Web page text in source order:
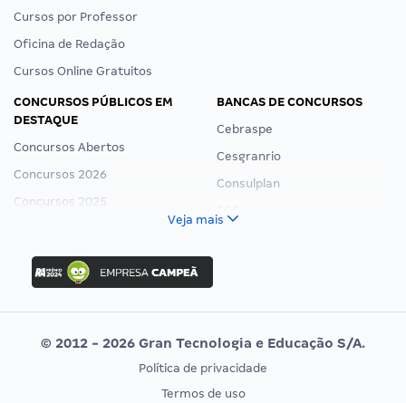
Cursos por Professor
Oficina de Redação
Cursos Online Gratuitos
CONCURSOS PÚBLICOS EM
DESTAQUE
Concursos Abertos
Concursos 2026
Concursos 2025
Concurso Nacional Unificado
Concurso Ibama
Concurso MPU
Editais publicados
BANCAS DE CONCURSOS
Cebraspe
Cesgranrio
Consulplan
Vunesp
CONCURSOS POR PROFISSÃO
EXAME DE ORDEM
Veja mais
© 2012 - 2026 Gran Tecnologia e Educação S/A.
Política de privacidade
Termos de uso